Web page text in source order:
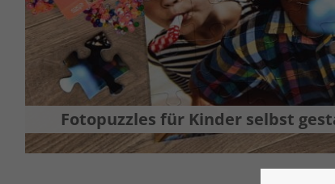
Fotopuzzles für Kinder selbst